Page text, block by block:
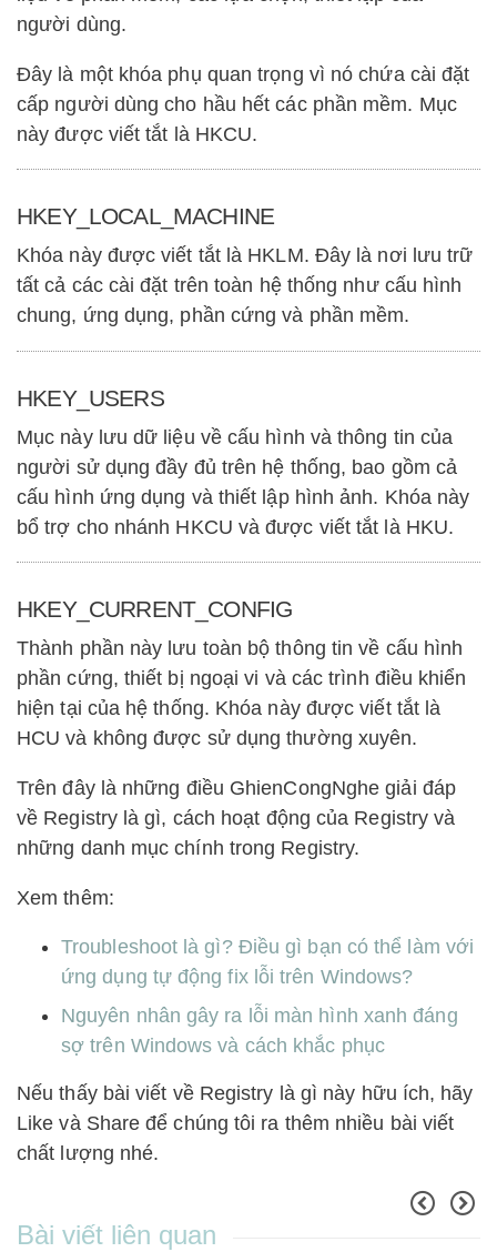
người dùng.
Đây là một khóa phụ quan trọng vì nó chứa cài đặt
cấp người dùng cho hầu hết các phần mềm. Mục
này được viết tắt là HKCU.
HKEY_LOCAL_MACHINE
Khóa này được viết tắt là HKLM. Đây là nơi lưu trữ
tất cả các cài đặt trên toàn hệ thống như cấu hình
chung, ứng dụng, phần cứng và phần mềm.
HKEY_USERS
Mục này lưu dữ liệu về cấu hình và thông tin của
người sử dụng đầy đủ trên hệ thống, bao gồm cả
cấu hình ứng dụng và thiết lập hình ảnh. Khóa này
bổ trợ cho nhánh HKCU và được viết tắt là HKU.
HKEY_CURRENT_CONFIG
Thành phần này lưu toàn bộ thông tin về cấu hình
phần cứng, thiết bị ngoại vi và các trình điều khiển
hiện tại của hệ thống. Khóa này được viết tắt là
HCU và không được sử dụng thường xuyên.
Trên đây là những điều GhienCongNghe giải đáp
về Registry là gì, cách hoạt động của Registry và
những danh mục chính trong Registry.
Xem thêm:
Troubleshoot là gì? Điều gì bạn có thể làm với
ứng dụng tự động fix lỗi trên Windows?
Nguyên nhân gây ra lỗi màn hình xanh đáng
sợ trên Windows và cách khắc phục
Nếu thấy bài viết về Registry là gì này hữu ích, hãy
Like và Share để chúng tôi ra thêm nhiều bài viết
chất lượng nhé.
Bài viết liên quan